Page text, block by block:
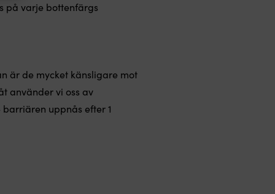
på varje bottenfärgs
är de mycket känsligare mot
använder vi oss av
uppnås efter 1